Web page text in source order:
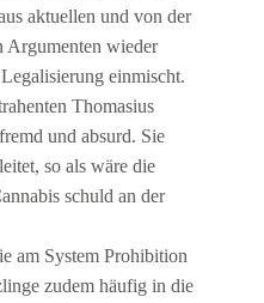
aktuellen und von der
Argumenten wieder
einmischt.
Thomasius
und absurd. Sie
so als wäre die
schuld an der
am System Prohibition
zudem häufig in die